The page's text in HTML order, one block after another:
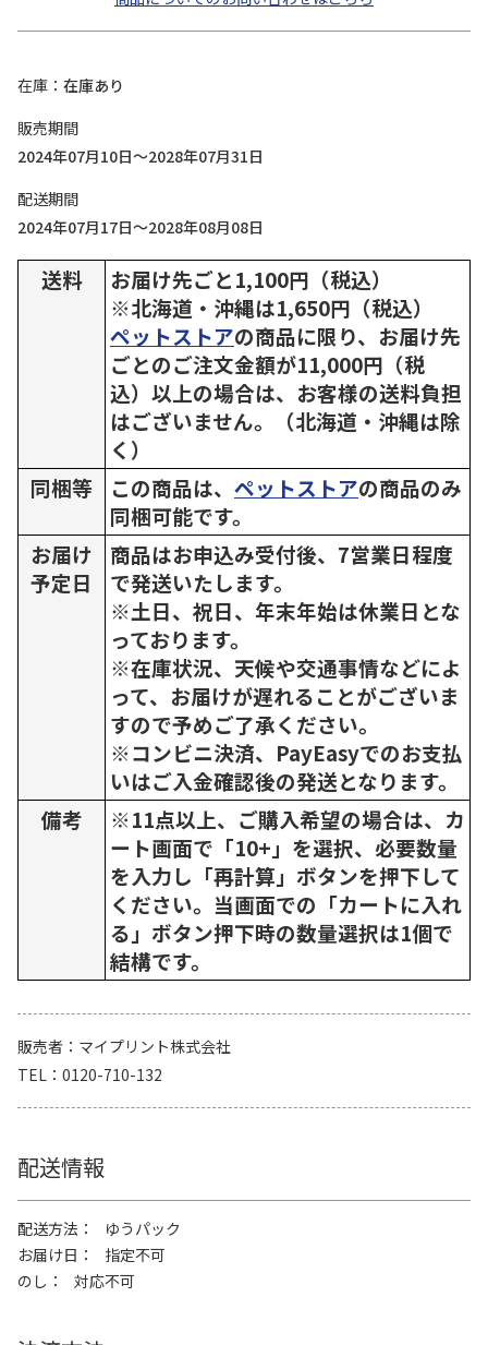
在庫
在庫あり
販売期間
2024年07月10日～2028年07月31日
配送期間
2024年07月17日～2028年08月08日
送料
お届け先ごと1,100円（税込）
※北海道・沖縄は1,650円（税込）
ペットストアの商品に限り、お届け先
ごとのご注文金額が11,000円（税
込）以上の場合は、お客様の送料負担
はございません。（北海道・沖縄は除
く）
同梱等
この商品は、 ペットストアの商品のみ
同梱可能です。
お届け
予定日
商品はお申込み受付後、7営業日程度
で発送いたします。
※土日、祝日、年末年始は休業日とな
っております。
※在庫状況、天候や交通事情などによ
って、お届けが遅れることがございま
すので予めご了承ください。
※コンビニ決済、PayEasyでのお支払
いはご入金確認後の発送となります。
備考
※11点以上、ご購入希望の場合は、カ
ート画面で「10+」を選択、必要数量
を入力し「再計算」ボタンを押下して
ください。当画面での「カートに入れ
る」ボタン押下時の数量選択は1個で
結構です。
販売者
マイプリント株式会社
TEL
0120-710-132
配送情報
配送方法
ゆうパック
お届け日
指定不可
のし
対応不可